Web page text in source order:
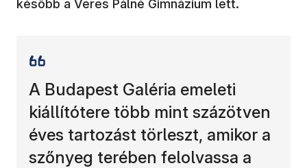
később a Veres Pálné Gimnázium lett.
A Budapest Galéria emeleti
kiállítótere több mint százötven
éves tartozást törleszt, amikor a
szőnyeg terében felolvassa a